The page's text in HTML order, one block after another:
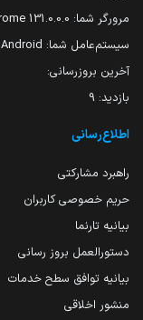
مرورگر شما: 131.0.0.0 Chrome
سیستم‌عامل شما: Android
آخرین بروزرسانی:
بازدید: 9
اطلاع‌رسانی
راهبرد مشارکتی
حریم خصوصی کاربران
بیانیه تارنما
دستورالعمل بروز رسانی
بیانیه توافق سطح خدمات
منشور اخلاقی